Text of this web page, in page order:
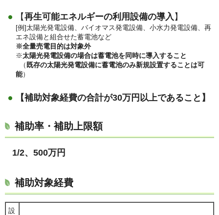
【再生可能エネルギーの利用設備の導入 】
[例]太陽光発電設備、バイオマス発電設備、小水力発電設備、再
エネ設備と組合せた蓄電池など
※全量売電目的は対象外
※太陽光発電設備の場合は蓄電池を同時に導入すること
（ 既存の太陽光発電設備に蓄電池のみ新規設置することは可
能）
【補助対象経費の合計が30万円以上であること】
補助率・補助上限額
1/2、500万円
補助対象経費
設